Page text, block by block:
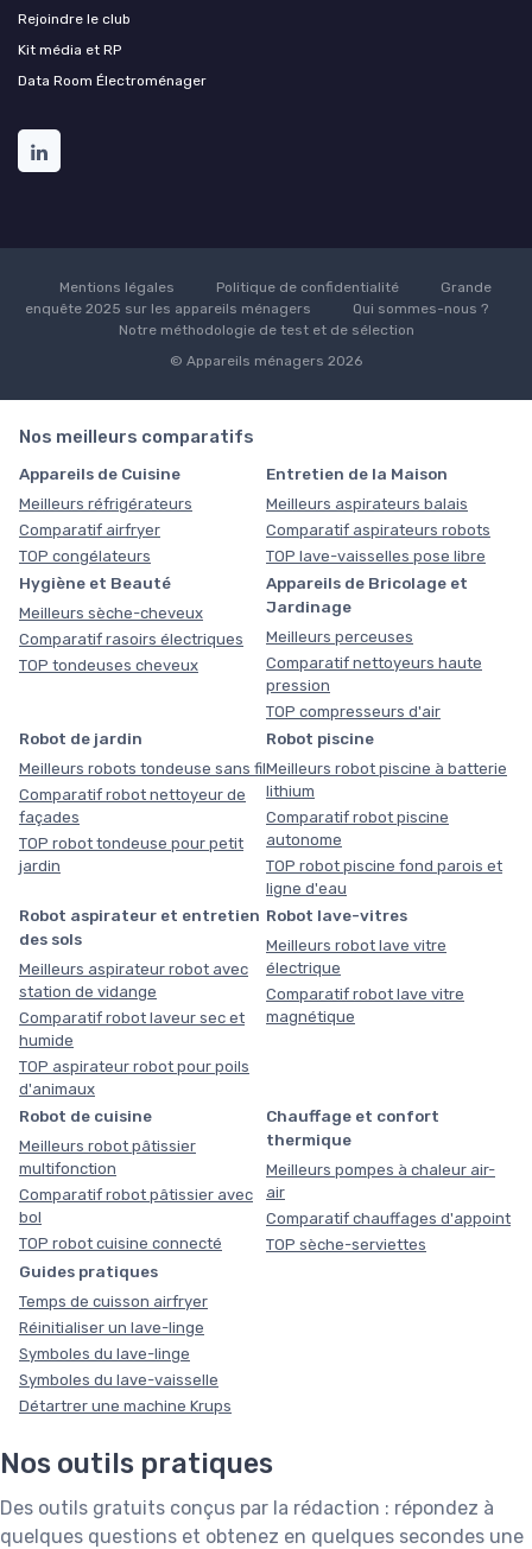
Rejoindre le club
Kit média et RP
Data Room Électroménager
Mentions légales Politique de confidentialité
Grande
enquête 2025 sur les appareils ménagers
Qui sommes-nous ?
Notre méthodologie de test et de sélection
© Appareils ménagers 2026
Nos meilleurs comparatifs
Appareils de Cuisine
Meilleurs réfrigérateurs
Comparatif airfryer
TOP congélateurs
Entretien de la Maison
Meilleurs aspirateurs balais
Comparatif aspirateurs robots
TOP lave-vaisselles pose libre
Hygiène et Beauté
Meilleurs sèche-cheveux
Comparatif rasoirs électriques
TOP tondeuses cheveux
Appareils de Bricolage et
Jardinage
Meilleurs perceuses
Comparatif nettoyeurs haute
pression
TOP compresseurs d'air
Robot de jardin
Meilleurs robots tondeuse sans fil
Comparatif robot nettoyeur de
façades
TOP robot tondeuse pour petit
jardin
Robot piscine
Meilleurs robot piscine à batterie
lithium
Comparatif robot piscine
autonome
TOP robot piscine fond parois et
ligne d'eau
Robot aspirateur et entretien
des sols
Meilleurs aspirateur robot avec
station de vidange
Comparatif robot laveur sec et
humide
TOP aspirateur robot pour poils
d'animaux
Robot lave-vitres
Meilleurs robot lave vitre
électrique
Comparatif robot lave vitre
magnétique
Robot de cuisine
Meilleurs robot pâtissier
multifonction
Comparatif robot pâtissier avec
bol
TOP robot cuisine connecté
Chauffage et confort
thermique
Meilleurs pompes à chaleur air-
air
Comparatif chauffages d'appoint
TOP sèche-serviettes
Guides pratiques
Temps de cuisson airfryer
Réinitialiser un lave-linge
Symboles du lave-linge
Symboles du lave-vaisselle
Détartrer une machine Krups
Nos outils pratiques
Des outils gratuits conçus par la rédaction : répondez à
quelques questions et obtenez en quelques secondes une